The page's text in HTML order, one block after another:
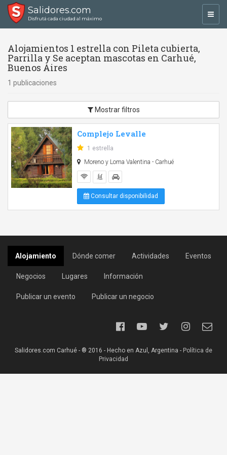
Salidores.com
Disfrutá cada ciudad al máximo
Alojamientos 1 estrella con Pileta cubierta,
Parrilla y Se aceptan mascotas en Carhué,
Buenos Aires
1 publicaciones
Mostrar filtros
Complejo Levalle
1 estrella
Moreno y Loma Valentina - Carhué
Consultar disponibilidad
Alojamiento Dónde comer Actividades Eventos
Negocios Lugares Información
Publicar un evento Publicar un negocio
Salidores.com Carhué - ® 2016 - Hecho en Azul, Argentina - Política de
Privacidad